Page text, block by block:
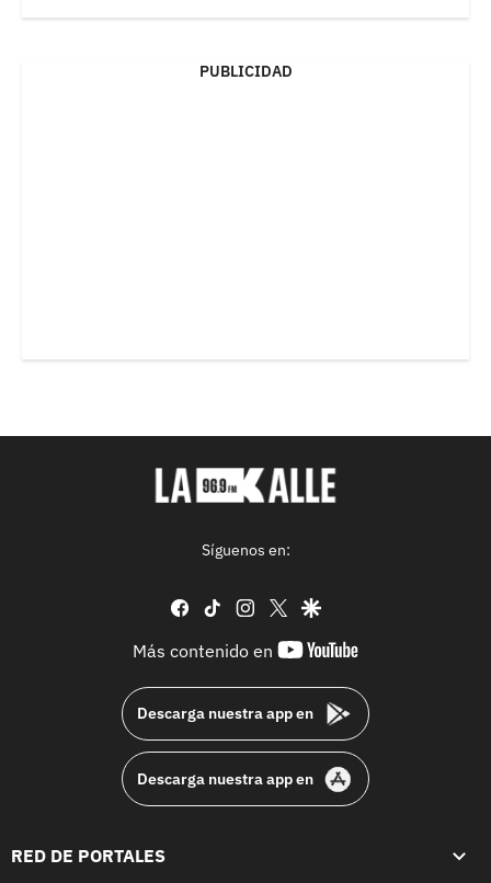
PUBLICIDAD
Síguenos en:
facebook
tiktok instagram
twittergoogle
Más contenido en
youtube-
Descarga nuestra app en
Descarga nuestra app en
RED DE PORTALES